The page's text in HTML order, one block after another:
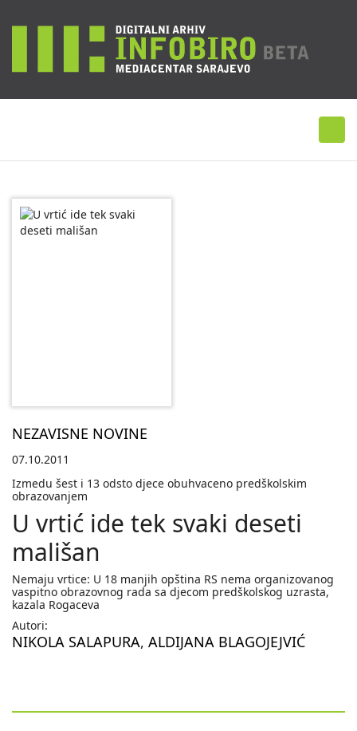
NEZAVISNE NOVINE
07.10.2011
Izmedu šest i 13 odsto djece obuhvaceno predškolskim
obrazovanjem
U vrtić ide tek svaki deseti
mališan
Nemaju vrtice: U 18 manjih opština RS nema organizovanog
vaspitno obrazovnog rada sa djecom predškolskog uzrasta,
kazala Rogaceva
Autori:
NIKOLA SALAPURA, ALDIJANA BLAGOJEJVIĆ